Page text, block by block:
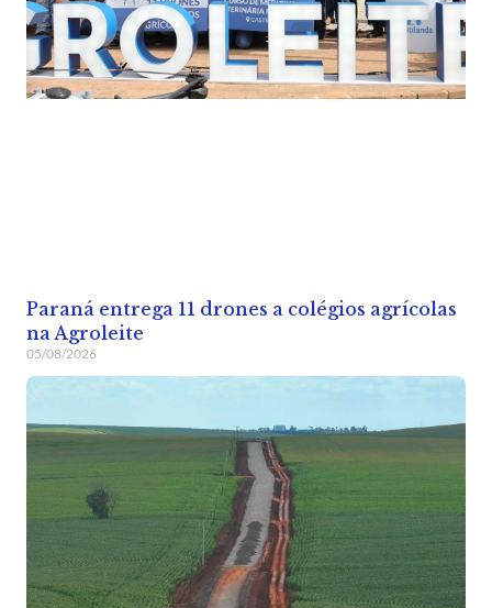
Paraná entrega 11 drones a colégios agrícolas
na Agroleite
05/08/2026